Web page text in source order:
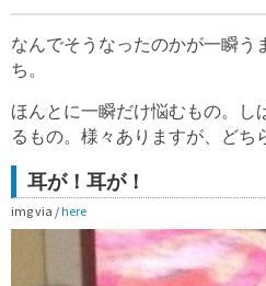
なんでそうなったのかが一瞬う
ち。
ほんとに一瞬だけ悩むもの。し
るもの。様々ありますが、どち
耳が！耳が！
img via / here